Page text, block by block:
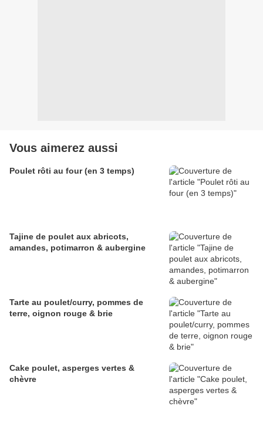
Vous aimerez aussi
Poulet rôti au four (en 3 temps)
Tajine de poulet aux abricots,
amandes, potimarron & aubergine
Tarte au poulet/curry, pommes de
terre, oignon rouge & brie
Cake poulet, asperges vertes &
chèvre